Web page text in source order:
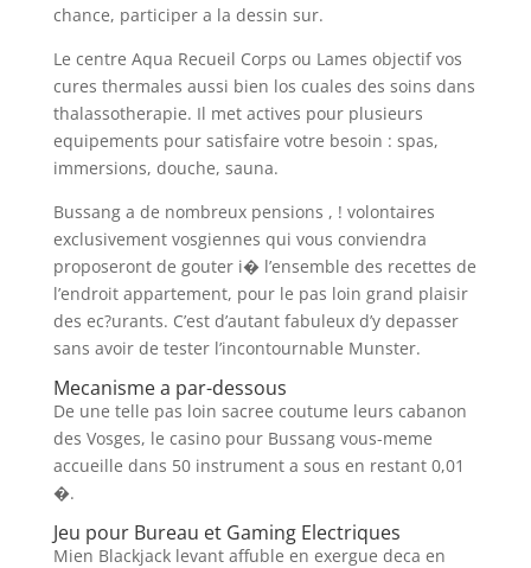
chance, participer a la dessin sur.
Le centre Aqua Recueil Corps ou Lames objectif vos
cures thermales aussi bien los cuales des soins dans
thalassotherapie. Il met actives pour plusieurs
equipements pour satisfaire votre besoin : spas,
immersions, douche, sauna.
Bussang a de nombreux pensions , ! volontaires
exclusivement vosgiennes qui vous conviendra
proposeront de gouter i� l’ensemble des recettes de
l’endroit appartement, pour le pas loin grand plaisir
des ec?urants. C’est d’autant fabuleux d’y depasser
sans avoir de tester l’incontournable Munster.
Mecanisme a par-dessous
De une telle pas loin sacree coutume leurs cabanon
des Vosges, le casino pour Bussang vous-meme
accueille dans 50 instrument a sous en restant 0,01
�.
Jeu pour Bureau et Gaming Electriques
Mien Blackjack levant affuble en exergue deca en